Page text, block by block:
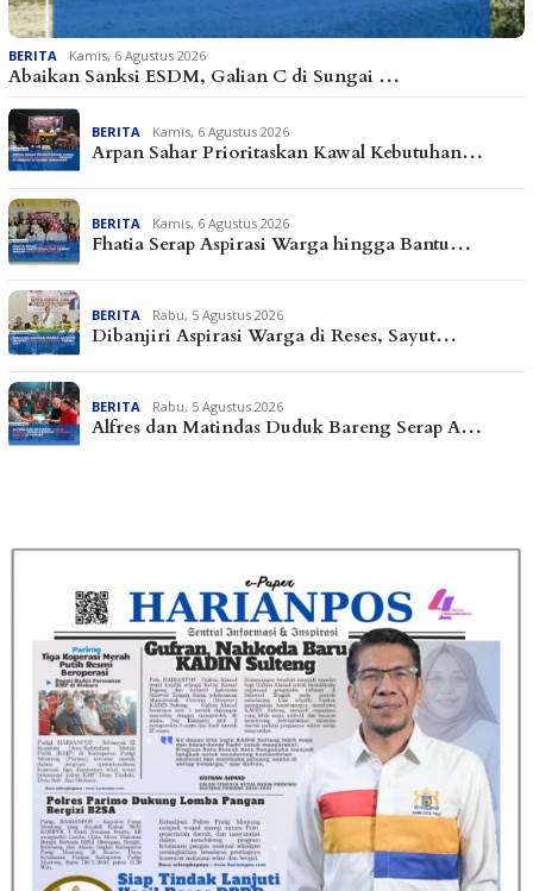
BERITA Kamis, 6 Agustus 2026
Abaikan Sanksi ESDM, Galian C di Sungai …
BERITA Kamis, 6 Agustus 2026
Arpan Sahar Prioritaskan Kawal Kebutuhan…
BERITA Kamis, 6 Agustus 2026
Fhatia Serap Aspirasi Warga hingga Bantu…
BERITA Rabu, 5 Agustus 2026
Dibanjiri Aspirasi Warga di Reses, Sayut…
BERITA Rabu, 5 Agustus 2026
Alfres dan Matindas Duduk Bareng Serap A…